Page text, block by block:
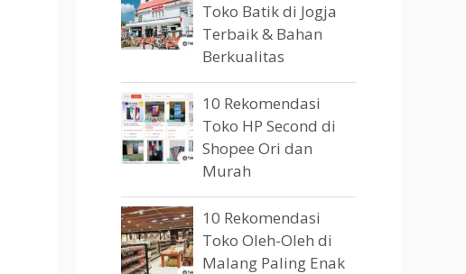
Toko Batik di Jogja
Terbaik & Bahan
Berkualitas
10 Rekomendasi
Toko HP Second di
Shopee Ori dan
Murah
10 Rekomendasi
Toko Oleh-Oleh di
Malang Paling Enak